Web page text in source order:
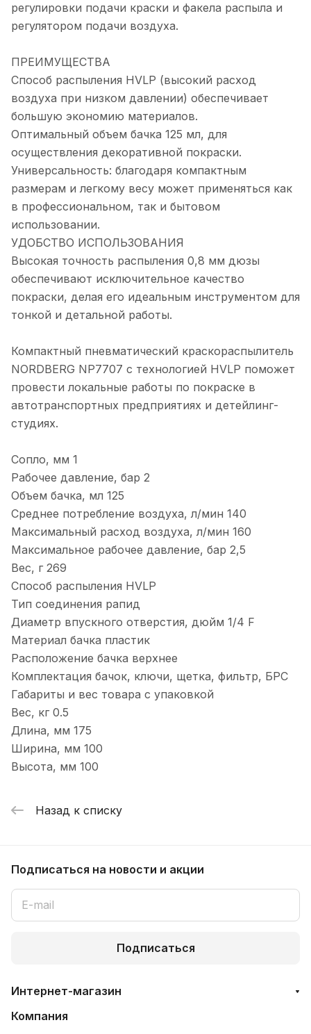
регулировки подачи краски и факела распыла и
регулятором подачи воздуха.
ПРЕИМУЩЕСТВА
Способ распыления HVLP (высокий расход
воздуха при низком давлении) обеспечивает
большую экономию материалов.
Оптимальный объем бачка 125 мл, для
осуществления декоративной покраски.
Универсальность: благодаря компактным
размерам и легкому весу может применяться как
в профессиональном, так и бытовом
использовании.
УДОБСТВО ИСПОЛЬЗОВАНИЯ
Высокая точность распыления 0,8 мм дюзы
обеспечивают исключительное качество
покраски, делая его идеальным инструментом для
тонкой и детальной работы.
Компактный пневматический краскораспылитель
NORDBERG NP7707 с технологией HVLP поможет
провести локальные работы по покраске в
автотранспортных предприятиях и детейлинг-
студиях.
Сопло, мм 1
Рабочее давление, бар 2
Объем бачка, мл 125
Среднее потребление воздуха, л/мин 140
Максимальный расход воздуха, л/мин 160
Максимальное рабочее давление, бар 2,5
Вес, г 269
Способ распыления HVLP
Тип соединения рапид
Диаметр впускного отверстия, дюйм 1/4 F
Материал бачка пластик
Расположение бачка верхнее
Комплектация бачок, ключи, щетка, фильтр, БРС
Габариты и вес товара с упаковкой
Вес, кг 0.5
Длина, мм 175
Ширина, мм 100
Высота, мм 100
Назад к списку
Подписаться на новости и акции
Подписаться
Интернет-магазин
Компания